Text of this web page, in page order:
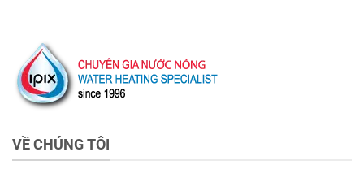
VỀ CHÚNG TÔI